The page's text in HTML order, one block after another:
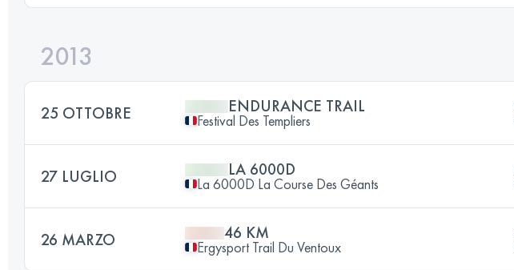
2013
25 OTTOBRE ENDURANCE TRAIL
Festival Des Templiers
27 LUGLIO LA 6000D
La 6000D La Course Des Géants
26 MARZO 46 KM
Ergysport Trail Du Ventoux